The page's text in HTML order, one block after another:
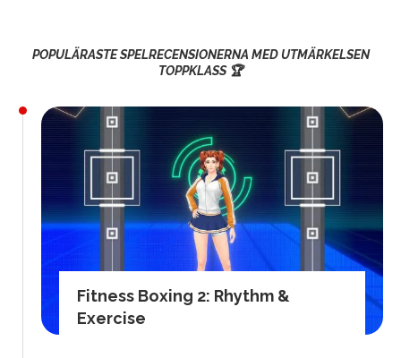
POPULÄRASTE SPELRECENSIONERNA MED UTMÄRKELSEN
TOPPKLASS 🏆
Fitness Boxing 2: Rhythm &
Exercise